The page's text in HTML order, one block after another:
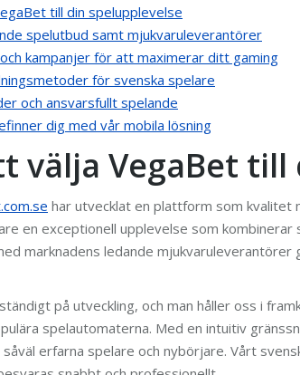
till din spelupplevelse
spelutbud samt mjukvaruleverantörer
kampanjer för att maximerar ditt gaming
för svenska spelare
och ansvarsfullt spelande
dig med vår mobila lösning
välja VegaBet
har utvecklat en plattform som kvalitet
en exceptionell upplevelse som
marknadens ledande
på utveckling, och man håller oss i
spelautomaterna. Med en intuitiv
erfarna spelare och nybörjare. Vårt